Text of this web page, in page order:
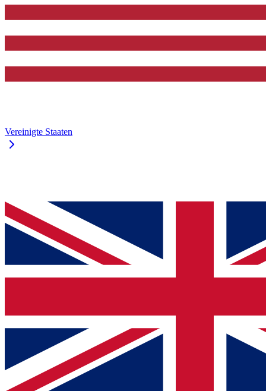
Vereinigte Staaten